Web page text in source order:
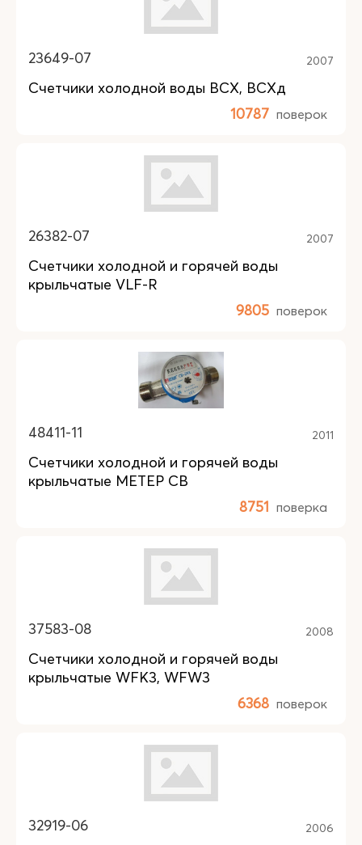
23649-07 2007
Счетчики холодной воды ВСХ, ВСХд
10787 поверок
26382-07 2007
Счетчики холодной и горячей воды
крыльчатые VLF-R
9805 поверок
48411-11 2011
Счетчики холодной и горячей воды
крыльчатые МЕТЕР СВ
8751 поверка
37583-08 2008
Счетчики холодной и горячей воды
крыльчатые WFK3, WFW3
6368 поверок
32919-06 2006